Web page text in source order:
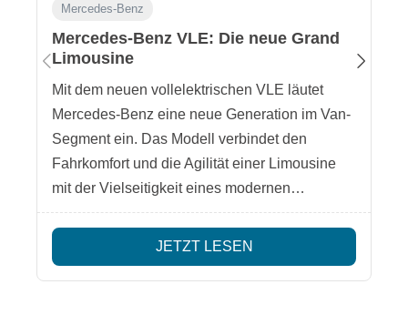
Mercedes-Benz
Mercedes-Benz VLE: Die neue Grand
Limousine
Mit dem neuen vollelektrischen VLE läutet
Mercedes-Benz eine neue Generation im Van-
Segment ein. Das Modell verbindet den
Fahrkomfort und die Agilität einer Limousine
mit der Vielseitigkeit eines modernen
Mehrzweckfahrzeugs. Damit entsteht eine
neue Fahrzeugklasse – eine elektrische
Großraumlimousine, die sowohl für Familien
als auch für Freizeit, Business-Shuttles oder
JETZT LESEN